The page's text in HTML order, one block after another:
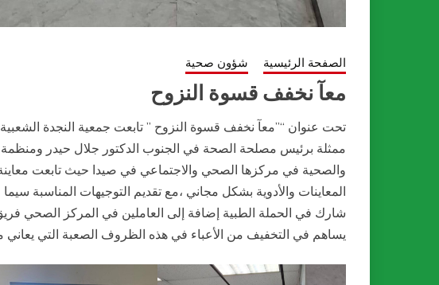
الصفحة الرئيسية شؤون صحية
معآ نخفف قسوة النزوح
تحت عنوان “”معآ نخفف قسوة النزوح ” تابعت جمعية النجدة الشعبية
ممثلة برئيس مصلحة الصحة في الجنوب الدكتور جلال حيدر ومنظمة
والصحية في مركزها الصحي والاجتماعي في صيدا حيث تابعت
المعاينات والأدوية بشكل مجاني ،مع تقديم التوجيهات المناسبة
شارك في الحملة الطبية إضافة إلى العاملين في المركز الصحي
يساهم في التخفيف من الأعباء في هذه الظروف الصعبة التي يعاني